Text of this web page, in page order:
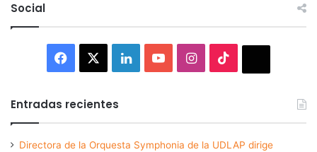
Social
Facebook LinkedInYouTubeInstagram
Entradas recientes
Directora de la Orquesta Symphonia de la UDLAP dirige